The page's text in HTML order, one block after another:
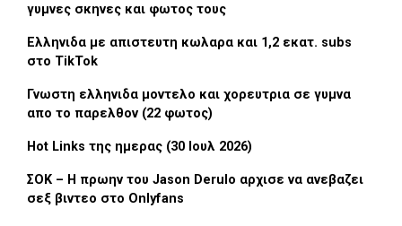
γυμνες σκηνες και φωτος τους
Ελληνιδα με απιστευτη κωλαρα και 1,2 εκατ. subs
στο TikTok
Γνωστη ελληνιδα μοντελο και χορευτρια σε γυμνα
απο το παρελθον (22 φωτος)
Hot Links της ημερας (30 Ιουλ 2026)
ΣΟΚ – Η πρωην του Jason Derulo αρχισε να ανεβαζει
σεξ βιντεο στο Onlyfans